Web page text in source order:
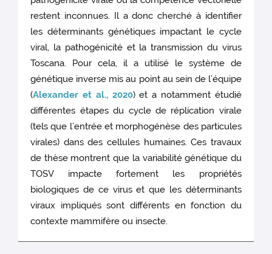
restent inconnues. Il a donc cherché à identifier
les déterminants génétiques impactant le cycle
viral, la pathogénicité et la transmission du virus
Toscana. Pour cela, il a utilisé le système de
génétique inverse mis au point au sein de l’équipe
(Alexander et al., 2020) et a notamment étudié
différentes étapes du cycle de réplication virale
(tels que l’entrée et morphogénèse des particules
virales) dans des cellules humaines. Ces travaux
de thèse montrent que la variabilité génétique du
TOSV impacte fortement les propriétés
biologiques de ce virus et que les déterminants
viraux impliqués sont différents en fonction du
contexte mammifère ou insecte.